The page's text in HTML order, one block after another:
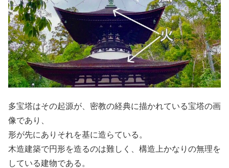
多宝塔はその起源が、密教の経典に描かれている宝塔の画
像であり、
形が先にありそれを基に造らている。
木造建築で円形を造るのは難しく、構造上かなりの無理を
している建物である。